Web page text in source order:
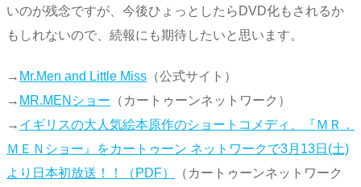
いのが残念ですが、今後ひょっとしたらDVD化もされるか
もしれないので、続報にも期待したいと思います。
→ Mr.Men and Little Miss （公式サイト）
→ MR.MENショー （カートゥーンネットワーク）
→ イギリスの大人気絵本原作のショートコメディ、『ＭＲ．
ＭＥＮショー』をカートゥーン ネットワークで3月13日(土)
より日本初放送！！（PDF）
（カートゥーンネットワーク